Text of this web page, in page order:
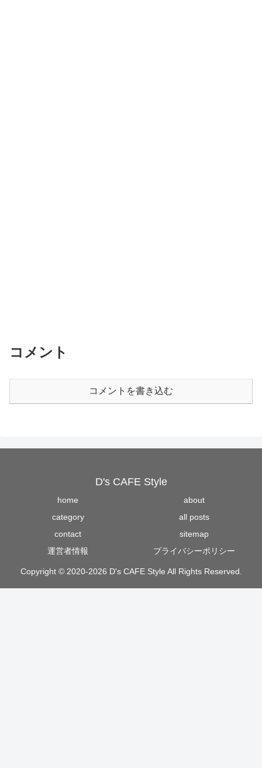
コメント
コメントを書き込む
D's CAFE Style
home
about
category
all posts
contact
sitemap
運営者情報
プライバシーポリシー
Copyright © 2020-2026 D's CAFE Style All Rights Reserved.